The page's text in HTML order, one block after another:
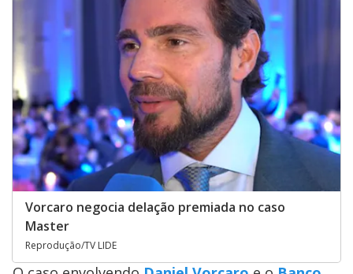
Vorcaro negocia delação premiada no caso
Master
Reprodução/TV LIDE